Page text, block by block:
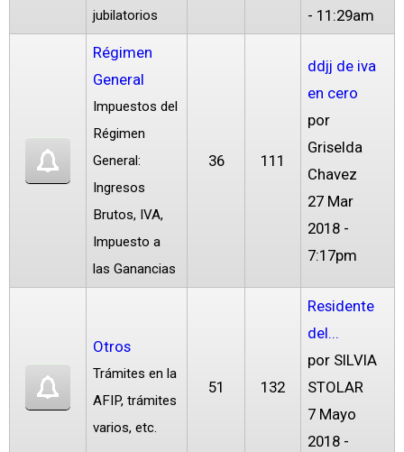
jubilatorios
- 11:29am
Régimen
General
Impuestos del
Régimen
General:
Ingresos
Brutos, IVA,
Impuesto a
las Ganancias
36 111
ddjj de iva
en cero
por
Griselda
Chavez
27 Mar
2018 -
7:17pm
Otros
Trámites en la
AFIP, trámites
varios, etc.
51 132
Residente
del...
por SILVIA
STOLAR
7 Mayo
2018 -